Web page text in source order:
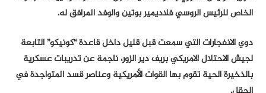
الخاص للرئيس الروسي فلاديمير بوتين والوفد المرافق له.
دوي الانفجارات التي سمعت قبل قليل داخل قاعدة “كونيكو” التابعة
لجيش الاحتلال الامريكي بريف دير الزور، ناجمة عن تدريبات عسكرية
بالذخيرة الحية تقوم بها القوات الأمريكية وعناصر قسد المتواجدة في